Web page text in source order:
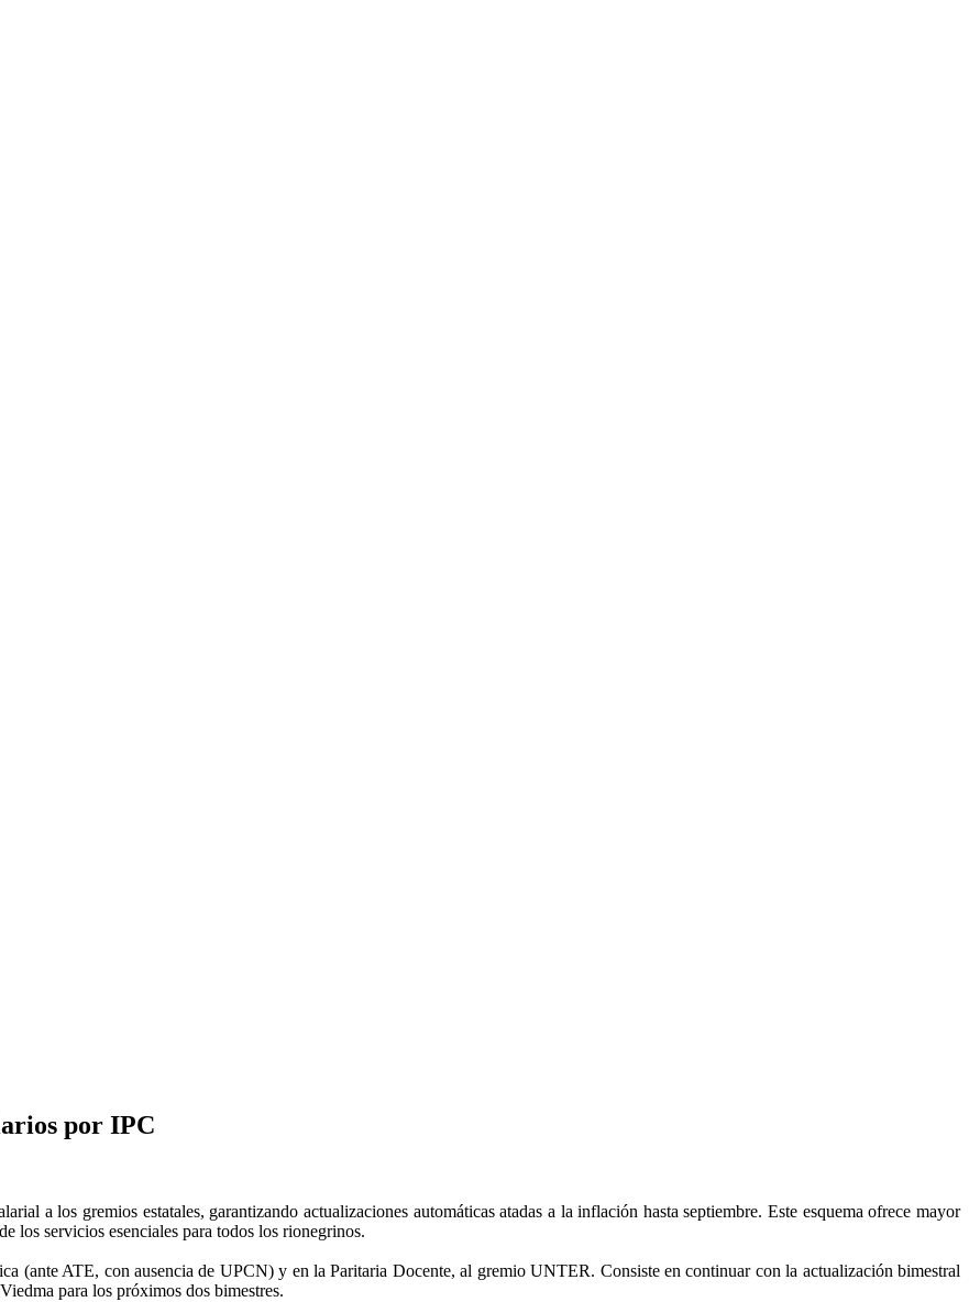
por IPC
a los gremios estatales, garantizando actualizaciones automáticas atadas a la inflación hasta septiembre. Este esquema ofrece mayor
los servicios esenciales para todos los rionegrinos.
(ante ATE, con ausencia de UPCN) y en la Paritaria Docente, al gremio UNTER. Consiste en continuar con la actualización bimestral
para los próximos dos bimestres.